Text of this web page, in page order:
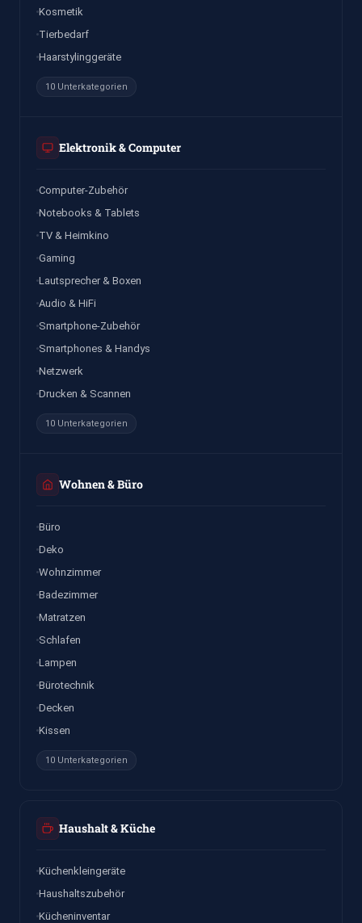
Kosmetik
Tierbedarf
Haarstylinggeräte
10 Unterkategorien
Elektronik & Computer
Computer-Zubehör
Notebooks & Tablets
TV & Heimkino
Gaming
Lautsprecher & Boxen
Audio & HiFi
Smartphone-Zubehör
Smartphones & Handys
Netzwerk
Drucken & Scannen
10 Unterkategorien
Wohnen & Büro
Büro
Deko
Wohnzimmer
Badezimmer
Matratzen
Schlafen
Lampen
Bürotechnik
Decken
Kissen
10 Unterkategorien
Haushalt & Küche
Küchenkleingeräte
Haushaltszubehör
Kücheninventar